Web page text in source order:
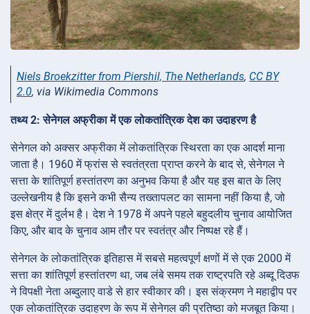
Niels Broekzitter from Piershil, The Netherlands, CC BY
2.0, via Wikimedia Commons
तथ्य 2: सेनेगल अफ्रीका में एक लोकतांत्रिक देश का उदाहरण है
सेनेगल को अक्सर अफ्रीका में लोकतांत्रिक स्थिरता का एक आदर्श माना
जाता है। 1960 में फ्रांस से स्वतंत्रता प्राप्त करने के बाद से, सेनेगल ने
सत्ता के शांतिपूर्ण हस्तांतरण का अनुभव किया है और यह इस बात के लिए
उल्लेखनीय है कि इसने कभी सैन्य तख्तापलट का सामना नहीं किया है, जो
इस क्षेत्र में दुर्लभ है। देश ने 1978 में अपने पहले बहुदलीय चुनाव आयोजित
किए, और बाद के चुनाव आम तौर पर स्वतंत्र और निष्पक्ष रहे हैं।
सेनेगल के लोकतांत्रिक इतिहास में सबसे महत्वपूर्ण क्षणों में से एक 2000 में
सत्ता का शांतिपूर्ण हस्तांतरण था, जब लंबे समय तक राष्ट्रपति रहे अब्दू दिउफ
ने विपक्षी नेता अब्दुलाए वाडे से हार स्वीकार की। इस संक्रमण ने महाद्वीप पर
एक लोकतांत्रिक उदाहरण के रूप में सेनेगल की प्रतिष्ठा को मजबूत किया।